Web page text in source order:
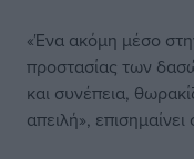
«Ένα ακόμη μέσο
προστασίας των
και συνέπεια,
απειλή»,